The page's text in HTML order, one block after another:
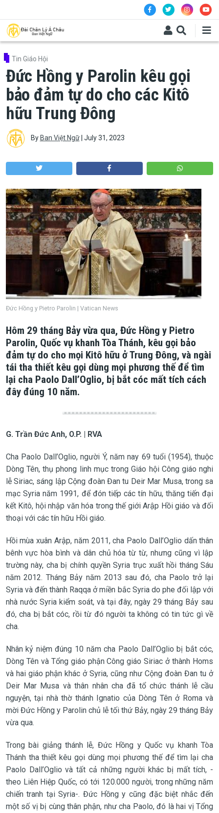
Tin Giáo Hội
Đức Hồng y Parolin kêu gọi
bảo đảm tự do cho các Kitô
hữu Trung Đông
By Ban Việt Ngữ| July 31, 2023
Đức Hồng y Pietro Parolin | Vatican News
Hôm 29 tháng Bảy vừa qua, Đức Hồng y Pietro
Parolin, Quốc vụ khanh Tòa Thánh, kêu gọi bảo
đảm tự do cho mọi Kitô hữu ở Trung Đông, và ngài
tái tha thiết kêu gọi dùng mọi phương thế để tìm
lại cha Paolo Dall’Oglio, bị bắt cóc mất tích cách
đây đúng 10 năm.
G. Trần Đức Anh, O.P. | RVA
Cha Paolo Dall’Oglio, người Ý, năm nay 69 tuổi (1954), thuộc
Dòng Tên, thụ phong linh mục trong Giáo hội Công giáo nghi
lễ Siriac, sáng lập Cộng đoàn Đan tu Deir Mar Musa, trong sa
mạc Syria năm 1991, để đón tiếp các tín hữu, thăng tiến đại
kết Kitô, hội nhập văn hóa trong thế giới Arập Hồi giáo và đối
thoại với các tín hữu Hồi giáo.
Hồi mùa xuân Arập, năm 2011, cha Paolo Dall’Oglio dấn thân
bênh vực hòa bình và dân chủ hóa từ từ, nhưng cũng vì lập
trường này, cha bị chính quyền Syria trục xuất hồi tháng Sáu
năm 2012. Tháng Bảy năm 2013 sau đó, cha Paolo trở lại
Syria và đến thành Raqqa ở miền bắc Syria do phe đối lập với
nhà nước Syria kiểm soát, và tại đây, ngày 29 tháng Bảy sau
đó, cha bị bắt cóc, rồi từ đó người ta không có tin tức gì về
cha.
Nhân kỷ niệm đúng 10 năm cha Paolo Dall’Oglio bị bắt cóc,
Dòng Tên và Tổng giáo phận Công giáo Siriac ở thành Homs
và hai giáo phận khác ở Syria, cũng như Cộng đoàn Đan tu ở
Deir Mar Musa và thân nhân cha đã tổ chức thánh lễ cầu
nguyện, tại nhà thờ thánh Ignatio của Dòng Tên ở Roma và
mời Đức Hồng y Parolin chủ lễ tối thứ Bảy, ngày 29 tháng Bảy
vừa qua.
Trong bài giảng thánh lễ, Đức Hồng y Quốc vụ khanh Tòa
Thánh tha thiết kêu gọi dùng mọi phương thế để tìm lại cha
Paolo Dall’Oglio và tất cả những người khác bị mất tích, -
theo Liên Hiệp Quốc, có tới 120.000 người, trong những năm
chiến tranh tại Syria-. Đức Hồng y cũng đặc biệt nhắc đến
một số vị bị cùng thân phận, như cha Paolo, đó là hai vị Tổng